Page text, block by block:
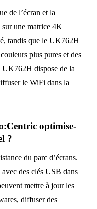
de l’écran et la
une matrice 4K
tandis que le UK762H
plus pures et des
UK762H dispose de la
le WiFi dans la
optimise-
?
du parc d’écrans.
des clés USB dans
mettre à jour les
diffuser des